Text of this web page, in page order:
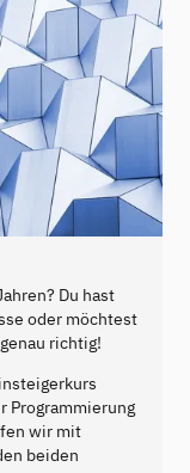
Du hast
oder möchtest
richtig!
Programmierung
wir mit
beiden